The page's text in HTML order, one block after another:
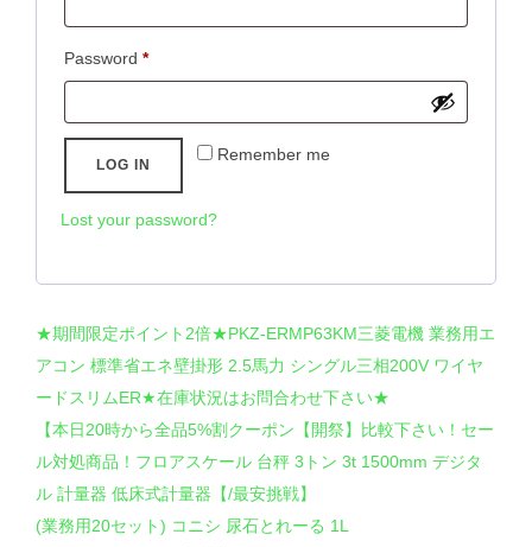
Password *Required
Remember me
LOG IN
Lost your password?
★期間限定ポイント2倍★PKZ-ERMP63KM三菱電機 業務用エ
アコン 標準省エネ壁掛形 2.5馬力 シングル三相200V ワイヤ
ードスリムER★在庫状況はお問合わせ下さい★
【本日20時から全品5%割クーポン【開祭】比較下さい！セー
ル対処商品！フロアスケール 台秤 3トン 3t 1500mm デジタ
ル 計量器 低床式計量器【/最安挑戦】
(業務用20セット) コニシ 尿石とれーる 1L